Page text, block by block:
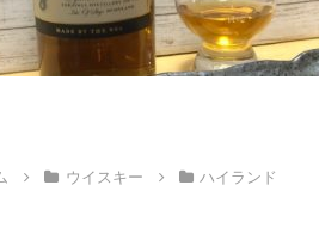
ウイスキー ハイランド